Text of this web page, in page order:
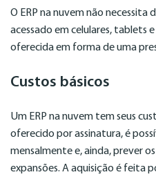
O ERP na nuvem não necessita
acessado em celulares, tablets
oferecida em forma de uma
Custos básicos
Um ERP na nuvem tem seus
oferecido por assinatura, é
mensalmente e, ainda, prever
expansões. A aquisição é feita